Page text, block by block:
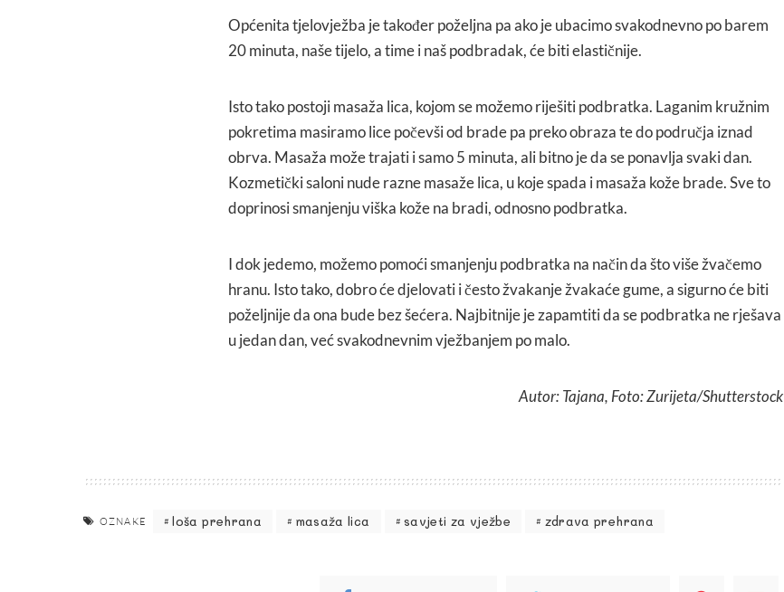
Općenita tjelovježba je također poželjna pa ako je ubacimo svakodnevno po barem
20 minuta, naše tijelo, a time i naš podbradak, će biti elastičnije.
Isto tako postoji masaža lica, kojom se možemo riješiti podbratka. Laganim kružnim
pokretima masiramo lice počevši od brade pa preko obraza te do područja iznad
obrva. Masaža može trajati i samo 5 minuta, ali bitno je da se ponavlja svaki dan.
Kozmetički saloni nude razne masaže lica, u koje spada i masaža kože brade. Sve to
doprinosi smanjenju viška kože na bradi, odnosno podbratka.
I dok jedemo, možemo pomoći smanjenju podbratka na način da što više žvačemo
hranu. Isto tako, dobro će djelovati i često žvakanje žvakaće gume, a sigurno će biti
poželjnije da ona bude bez šećera. Najbitnije je zapamtiti da se podbratka ne rješava
u jedan dan, već svakodnevnim vježbanjem po malo.
Autor: Tajana, Foto: Zurijeta/Shutterstock
OZNAKE loša prehrana masaža lica savjeti za vježbe zdrava prehrana